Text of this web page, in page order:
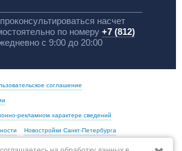
насчет
по номеру +7 (812)
с 9:00 до 20:00
соглашение
рекламном характере сведений
Новостройки Санкт-Петербурга